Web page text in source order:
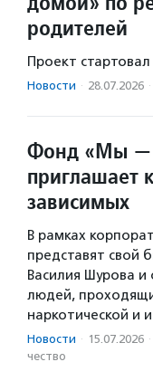
родителей
Проект
Новости · 28.07.2026 ·
Фонд «Мы —
приглашает
зависимых
В рамках
представят свой
Василия Шурова
людей,
наркотической и
Новости · 15.07.2026 ·
чест­во